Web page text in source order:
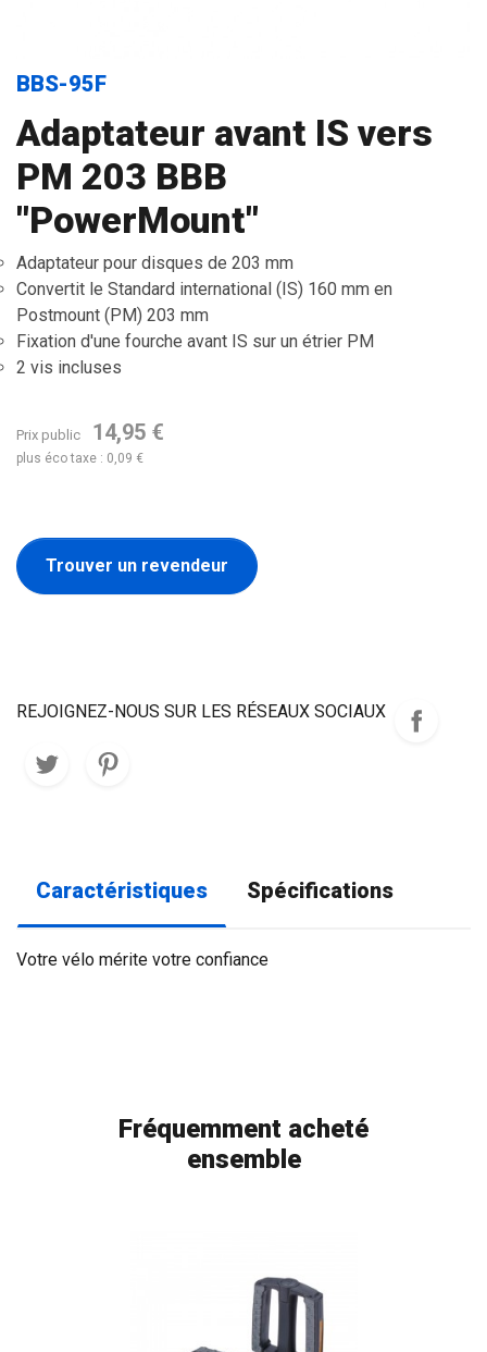
BBS-95F
Adaptateur avant IS vers
PM 203 BBB
"PowerMount"
Adaptateur pour disques de 203 mm
Convertit le Standard international (IS) 160 mm en
Postmount (PM) 203 mm
Fixation d'une fourche avant IS sur un étrier PM
2 vis incluses
Prix public 14,95 €
plus éco taxe : 0,09 €
Trouver un revendeur
REJOIGNEZ-NOUS SUR LES RÉSEAUX SOCIAUX
Caractéristiques Spécifications
Votre vélo mérite votre confiance
Fréquemment acheté
ensemble